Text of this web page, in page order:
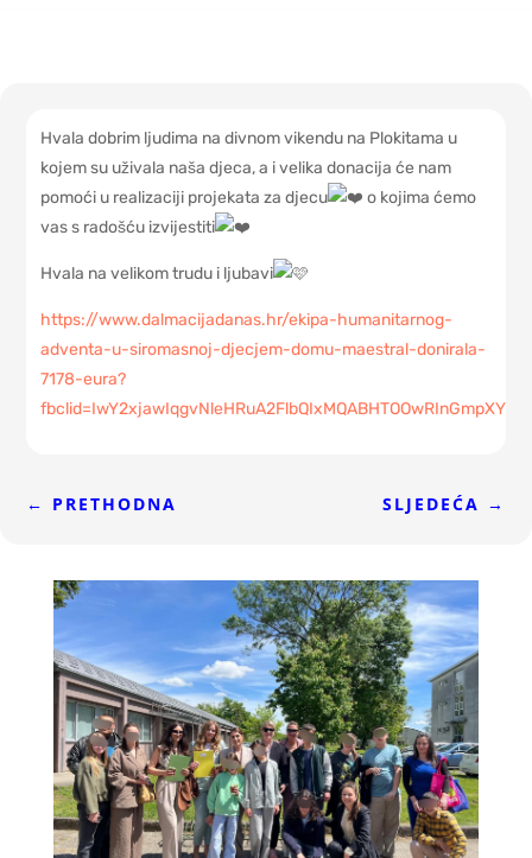
Hvala dobrim ljudima na divnom vikendu na Plokitama u
kojem su uživala naša djeca, a i velika donacija će nam
pomoći u realizaciji projekata za djecu
o kojima ćemo
vas s radošću izvijestiti
Hvala na velikom trudu i ljubavi
https://www.dalmacijadanas.hr/ekipa-humanitarnog-
adventa-u-siromasnoj-djecjem-domu-maestral-donirala-
7178-eura?
← PRETHODNA SLJEDEĆA →